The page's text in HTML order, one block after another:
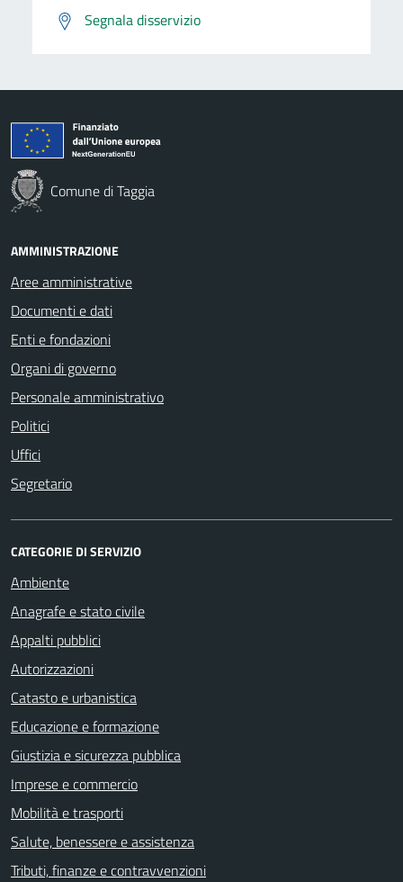
Segnala disservizio
Comune di Taggia
AMMINISTRAZIONE
Aree amministrative
Documenti e dati
Enti e fondazioni
Organi di governo
Personale amministrativo
Politici
Uffici
Segretario
CATEGORIE DI SERVIZIO
Ambiente
Anagrafe e stato civile
Appalti pubblici
Autorizzazioni
Catasto e urbanistica
Educazione e formazione
Giustizia e sicurezza pubblica
Imprese e commercio
Mobilità e trasporti
Salute, benessere e assistenza
Tributi, finanze e contravvenzioni